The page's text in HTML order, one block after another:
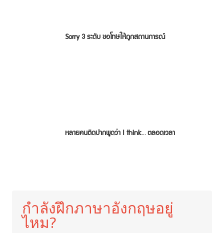
Sorry 3 ระดับ ขอโทษให้ถูกสถานการณ์
หลายคนติดปากพูดว่า I think… ตลอดเวลา
กำลังฝึกภาษาอังกฤษอยู่
ไหม?